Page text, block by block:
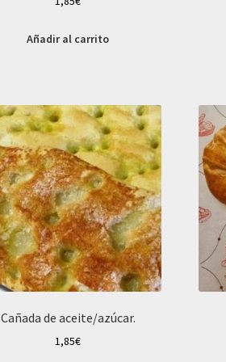
Añadir al carrito
Cañada de aceite/azúcar.
1,85€